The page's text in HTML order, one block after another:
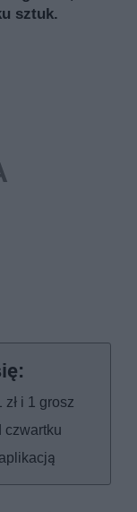
sztuk.
i 1 grosz
czwartku